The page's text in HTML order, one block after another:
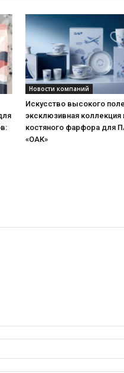
Новости компаний
Искусство высокого
эксклюзивная коллекция
костяного фарфора для
«ОАК»